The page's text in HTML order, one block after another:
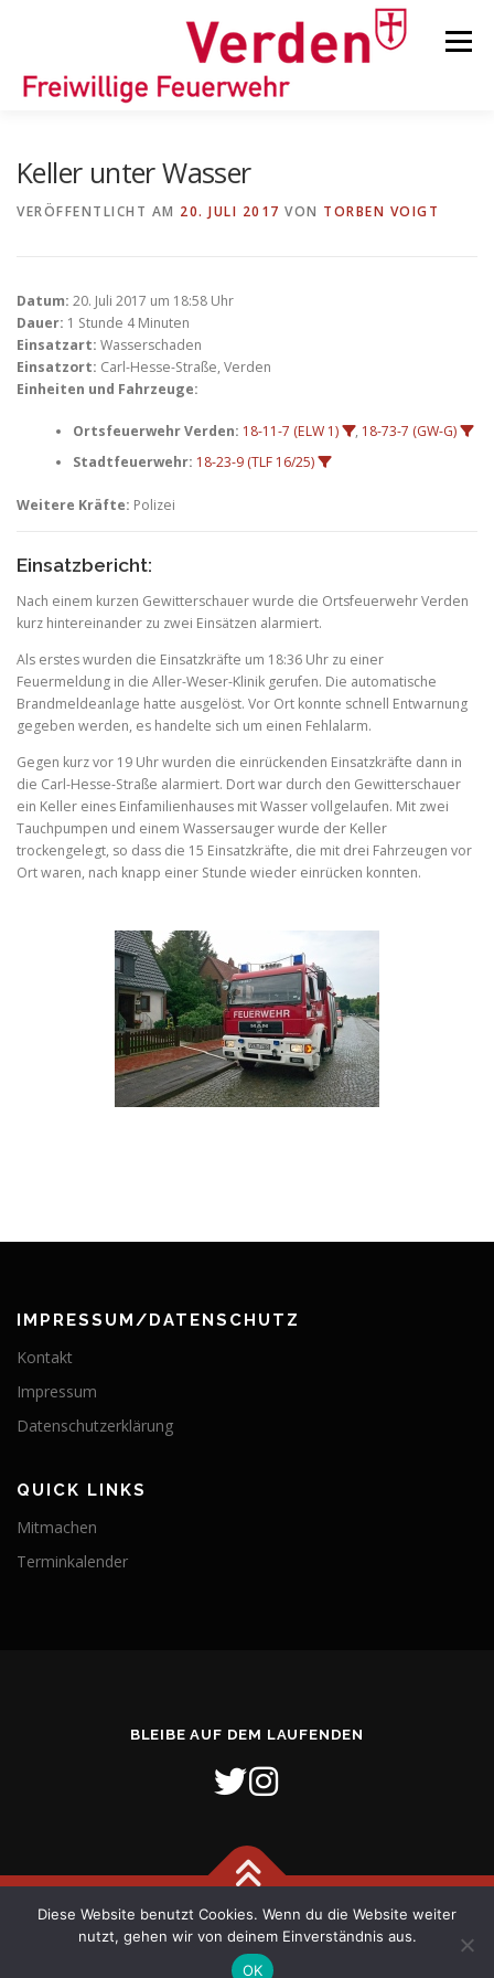
Menü
KINDER-/JUGENDFEUERWEHR
Keller unter Wasser
VERÖFFENTLICHT AM 20. JULI 2017 VON TORBEN VOIGT
Datum: 20. Juli 2017 um 18:58 Uhr
Dauer: 1 Stunde 4 Minuten
Einsatzart: Wasserschaden
Einsatzort: Carl-Hesse-Straße, Verden
Einheiten und Fahrzeuge:
Ortsfeuerwehr Verden: 18-11-7 (ELW 1) , 18-73-7 (GW-G)
Stadtfeuerwehr: 18-23-9 (TLF 16/25)
Weitere Kräfte: Polizei
Einsatzbericht:
Nach einem kurzen Gewitterschauer wurde die Ortsfeuerwehr Verden
kurz hintereinander zu zwei Einsätzen alarmiert.
Als erstes wurden die Einsatzkräfte um 18:36 Uhr zu einer
Feuermeldung in die Aller-Weser-Klinik gerufen. Die automatische
Brandmeldeanlage hatte ausgelöst. Vor Ort konnte schnell Entwarnung
gegeben werden, es handelte sich um einen Fehlalarm.
Gegen kurz vor 19 Uhr wurden die einrückenden Einsatzkräfte dann in
die Carl-Hesse-Straße alarmiert. Dort war durch den Gewitterschauer
ein Keller eines Einfamilienhauses mit Wasser vollgelaufen. Mit zwei
Tauchpumpen und einem Wassersauger wurde der Keller
trockengelegt, so dass die 15 Einsatzkräfte, die mit drei Fahrzeugen vor
Ort waren, nach knapp einer Stunde wieder einrücken konnten.
IMPRESSUM/DATENSCHUTZ
Kontakt
Impressum
Datenschutzerklärung
QUICK LINKS
Mitmachen
Terminkalender
BLEIBE AUF DEM LAUFENDEN
Copyright © 2026 Freiwillige Feuerwehr Stadt Verden (Aller)
OnePress
Theme von FameThemes
Diese Website benutzt Cookies. Wenn du die Website weiter
nutzt, gehen wir von deinem Einverständnis aus.
OK